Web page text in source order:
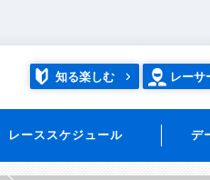
知る楽しむ レーサ
レーススケジュール デ